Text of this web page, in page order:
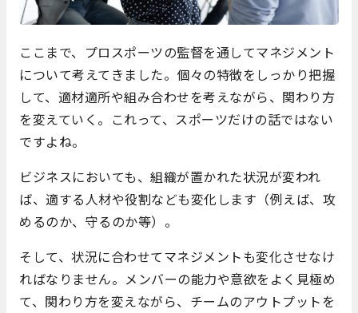
ここまで、プロスポーツの監督を通してマネジメント
について考えてきました。個々の特徴をしっかり把握
して、適材適所や組み合わせを考えながら、関わり方
を変えていく。これって、スポーツだけの話ではない
ですよね。
ビジネスにおいても、組織が置かれた状況が変われ
ば、適する人材や役割なども変化します（例えば、攻
めるのか、守るのか等）。
そして、状況に合わせてマネジメントも変化させなけ
ればなりません。メンバーの能力や意欲をよく見極め
て、関わり方を変えながら、チームのアウトプットを